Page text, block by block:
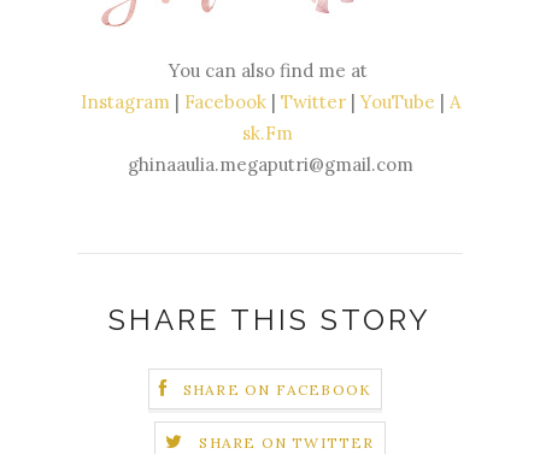
You can also find me at
Instagram | Facebook| Twitter|YouTube | A
sk.Fm
ghinaaulia.megaputri@gmail.com
SHARE THIS STORY
SHARE ON FACEBOOK
SHARE ON TWITTER